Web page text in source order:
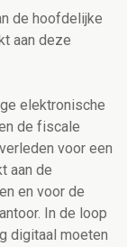
de hoofdelijke
aan deze
elektronische
de fiscale
voor een
aan de
en voor de
In de loop
digitaal moeten